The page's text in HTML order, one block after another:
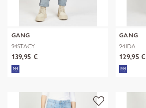
GANG
94STACY
139,95 €
GANG
94IDA
129,95 €